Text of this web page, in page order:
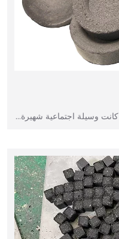
كانت وسيلة اجتماعية شهيرة…